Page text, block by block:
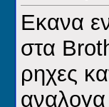
Εκανα
στα
ρηχες
αναλογα